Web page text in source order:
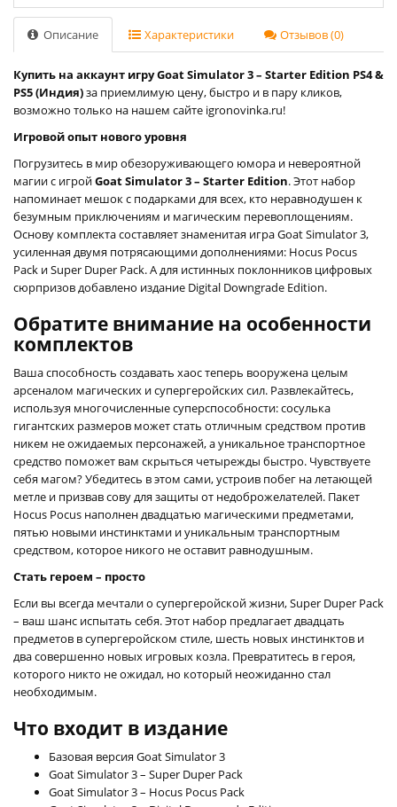
Описание Характеристики Отзывов (0)
Купить на аккаунт игру Goat Simulator 3 – Starter Edition PS4 &
PS5 (Индия)за приемлимую цену, быстро и в пару кликов,
возможно только на нашем сайте igronovinka.ru!
Игровой опыт нового уровня
Погрузитесь в мир обезоруживающего юмора и невероятной
магии с игройGoat Simulator 3 – Starter Edition. Этот набор
напоминает мешок с подарками для всех, кто неравнодушен к
безумным приключениям и магическим перевоплощениям.
Основу комплекта составляет знаменитая игра Goat Simulator 3,
усиленная двумя потрясающими дополнениями: Hocus Pocus
Pack и Super Duper Pack. А для истинных поклонников цифровых
сюрпризов добавлено издание Digital Downgrade Edition.
Обратите внимание на особенности
комплектов
Ваша способность создавать хаос теперь вооружена целым
арсеналом магических и супергеройских сил. Развлекайтесь,
используя многочисленные суперспособности: сосулька
гигантских размеров может стать отличным средством против
никем не ожидаемых персонажей, а уникальное транспортное
средство поможет вам скрыться четырежды быстро. Чувствуете
себя магом? Убедитесь в этом сами, устроив побег на летающей
метле и призвав сову для защиты от недоброжелателей. Пакет
Hocus Pocus наполнен двадцатью магическими предметами,
пятью новыми инстинктами и уникальным транспортным
средством, которое никого не оставит равнодушным.
Стать героем – просто
Если вы всегда мечтали о супергеройской жизни, Super Duper Pack
– ваш шанс испытать себя. Этот набор предлагает двадцать
предметов в супергеройском стиле, шесть новых инстинктов и
два совершенно новых игровых козла. Превратитесь в героя,
которого никто не ожидал, но который неожиданно стал
необходимым.
Что входит в издание
Базовая версия Goat Simulator 3
Goat Simulator 3 – Super Duper Pack
Goat Simulator 3 – Hocus Pocus Pack